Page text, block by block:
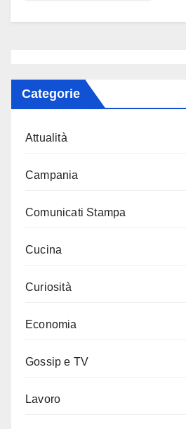
Categorie
Attualità
Campania
Comunicati Stampa
Cucina
Curiosità
Economia
Gossip e TV
Lavoro